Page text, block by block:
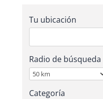
Tu ubicación
Radio de búsqueda
Categoría